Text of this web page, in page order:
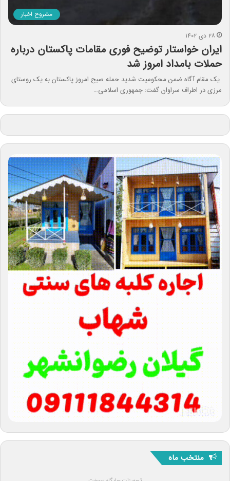
مشروح اخبار
۲۸ دی ۱۴۰۲
ایران خواستار توضیح فوری مقامات پاکستان درباره
حملات بامداد امروز شد
یک مقام آگاه ضمن محکومیت شدید حمله صبح امروز پاکستان به یک روستای
مرزی در اطراف سراوان گفت: جمهوری اسلامی…
منتخب ماه